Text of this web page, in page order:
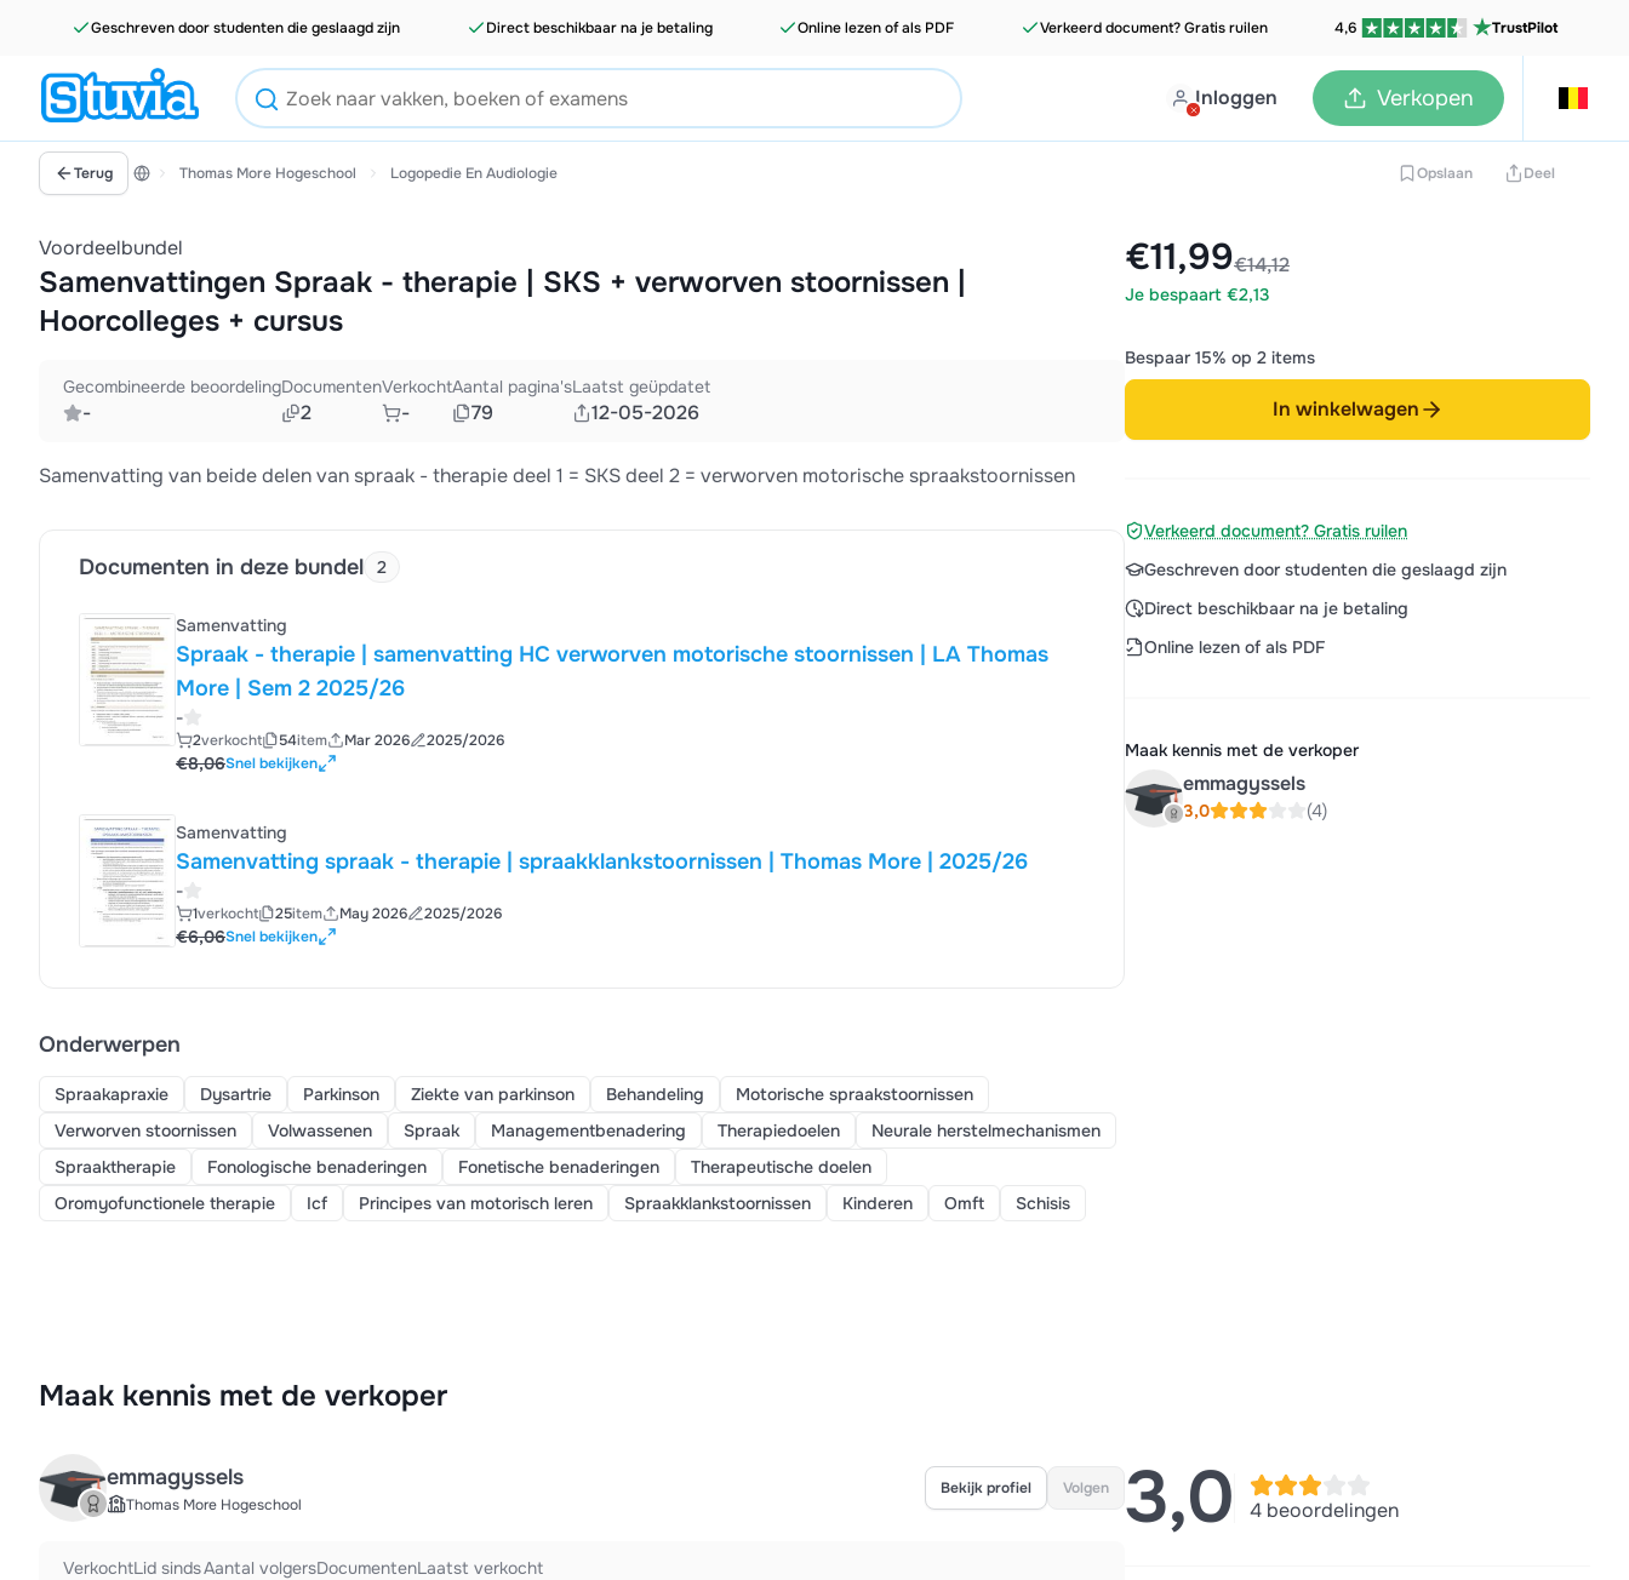
Geschreven door studenten die geslaagd zijn Direct beschikbaar na je betaling Online lezen of als PDF Verkeerd document? Gratis ruilen 4,6 TrustPilot
Inloggen Verkopen
Terug Thomas More Hogeschool Logopedie En Audiologie Opslaan Deel
Voordeelbundel
Samenvattingen Spraak - therapie | SKS + verworven stoornissen |
Hoorcolleges + cursus
Gecombineerde beoordeling
-
Documenten
2
Verkocht
-
Aantal pagina's
79
Laatst geüpdatet
12-05-2026
Samenvatting van beide delen van spraak - therapie deel 1 = SKS deel 2 = verworven motorische spraakstoornissen
Documenten in deze bundel 2
Samenvatting
Spraak - therapie | samenvatting HC verworven motorische stoornissen | LA Thomas
More | Sem 2 2025/26
-
2verkocht 54item Mar 2026 2025/2026
€8,06Snel bekijken
Samenvatting
Samenvatting spraak - therapie | spraakklankstoornissen | Thomas More | 2025/26
-
1verkocht 25item May 2026 2025/2026
€6,06Snel bekijken
Onderwerpen
Spraakapraxie Dysartrie Parkinson Ziekte van parkinson Behandeling
Motorische spraakstoornissen
Verworven stoornissen
Volwassenen Spraak Managementbenadering Therapiedoelen
Neurale herstelmechanismen
Spraaktherapie
Fonologische benaderingen Fonetische benaderingen
Therapeutische doelen
Oromyofunctionele therapie
Icf Principes van motorisch leren Spraakklankstoornissen Kinderen Omft Schisis
€11,99€14,12
Je bespaart €2,13
Bespaar 15% op 2 items
In winkelwagen
Verkeerd document? Gratis ruilen
Geschreven door studenten die geslaagd zijn
Direct beschikbaar na je betaling
Online lezen of als PDF
Maak kennis met de verkoper
emmagyssels
3,0 (4)
Maak kennis met de verkoper
emmagyssels
Thomas More Hogeschool
Bekijk profiel Volgen
VerkochtLid sindsAantal volgersDocumentenLaatst verkocht
3,0 4 beoordelingen